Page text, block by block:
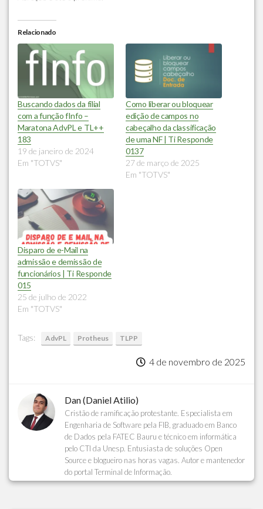
Relacionado
Buscando dados da filial
com a função fInfo –
Maratona AdvPL e TL++
183
19 de janeiro de 2024
Em "TOTVS"
Como liberar ou bloquear
edição de campos no
cabeçalho da classificação
de uma NF | Ti Responde
0137
27 de março de 2025
Em "TOTVS"
Disparo de e-Mail na
admissão e demissão de
funcionários | Ti Responde
015
25 de julho de 2022
Em "TOTVS"
Tags: AdvPL Protheus TLPP
4 de novembro de 2025
Dan (Daniel Atilio)
Cristão de ramificação protestante. Especialista em
Engenharia de Software pela FIB, graduado em Banco
de Dados pela FATEC Bauru e técnico em informática
pelo CTI da Unesp. Entusiasta de soluções Open
Source e blogueiro nas horas vagas. Autor e mantenedor
do portal Terminal de Informação.